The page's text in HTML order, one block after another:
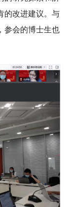
的改进建议。与
参会的博士生也